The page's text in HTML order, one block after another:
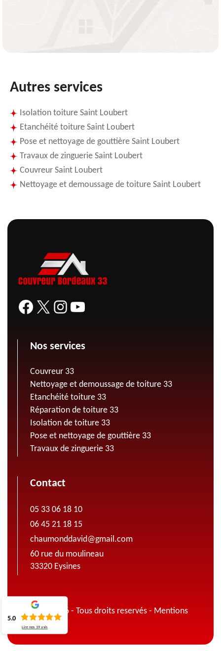
Autres services
Isolation toiture Saint Loubert
Etanchéité toiture Saint Loubert
Pose et nettoyage de gouttière Saint Loubert
Travaux de zinguerie Saint Loubert
Couvreur Saint Loubert
Nettoyage et demoussage de toiture Saint Loubert
Nos services
Couvreur 33
Nettoyage et demoussage de toiture 33
Etanchéité toiture 33
Réparation de toiture 33
Isolation de toiture 33
Pose et nettoyage de gouttière 33
Travaux de zinguerie 33
Contact
05 33 06 18 10
06 45 21 18 15
chaumonddavid@gmail.com
60 rue du moulineau
33320 Eysines
© 2022 - 2026 - Tous droits reservés - Mentions
légales
5.0
Lire nos 19 avis